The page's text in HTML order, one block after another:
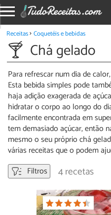
Receitas Coquetéis e bebidas
Chá gelado
Para refrescar num dia de
Esta bebida simples pode
haja adição exagerada de
hidratar o corpo ao longo do
facilmente encontrada em
tem demasiado açúcar, então
mesmo o seu próprio chá
várias receitas que o podem
Filtros
4 recetas